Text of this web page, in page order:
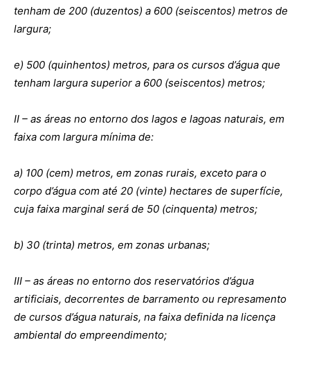
tenham de 200 (duzentos) a 600 (seiscentos) metros de
largura;
e) 500 (quinhentos) metros, para os cursos d’água que
tenham largura superior a 600 (seiscentos) metros;
II – as áreas no entorno dos lagos e lagoas naturais, em
faixa com largura mínima de:
a) 100 (cem) metros, em zonas rurais, exceto para o
corpo d’água com até 20 (vinte) hectares de superfície,
cuja faixa marginal será de 50 (cinquenta) metros;
b) 30 (trinta) metros, em zonas urbanas;
III – as áreas no entorno dos reservatórios d’água
artificiais, decorrentes de barramento ou represamento
de cursos d’água naturais, na faixa definida na licença
ambiental do empreendimento;